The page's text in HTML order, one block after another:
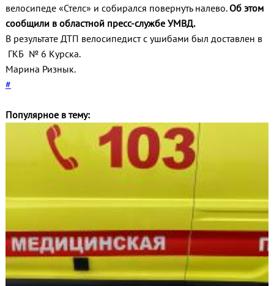
велосипеде «Стелс» и собирался повернуть налево. Об этом
сообщили в областной пресс-службе УМВД.
В результате ДТП велосипедист с ушибами был доставлен в
ГКБ № 6 Курска.
Марина Ризнык.
#
Популярное в тему: